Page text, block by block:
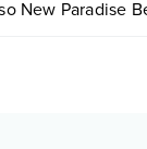
New Paradise